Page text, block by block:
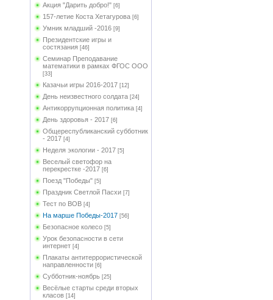
Акция "Дарить добро!" [6]
157-летие Коста Хетагурова [6]
Умник младший -2016 [9]
Президентские игры и
состязания [46]
Семинар Преподавание
математики в рамках ФГОС ООО
[33]
Казачьи игры 2016-2017 [12]
День неизвестного солдата [24]
Антикоррупционная политика [4]
День здоровья - 2017 [6]
Общереспубликанский субботник
- 2017 [4]
Неделя экологии - 2017 [5]
Веселый светофор на
перекрестке -2017 [6]
Поезд "Победы" [5]
Праздник Светлой Пасхи [7]
Тест по ВОВ [4]
На марше Победы-2017 [56]
Безопасное колесо [5]
Урок безопасности в сети
интернет [4]
Плакаты антитеррористической
направленности [6]
Субботник-ноябрь [25]
Весёлые старты среди вторых
класов [14]